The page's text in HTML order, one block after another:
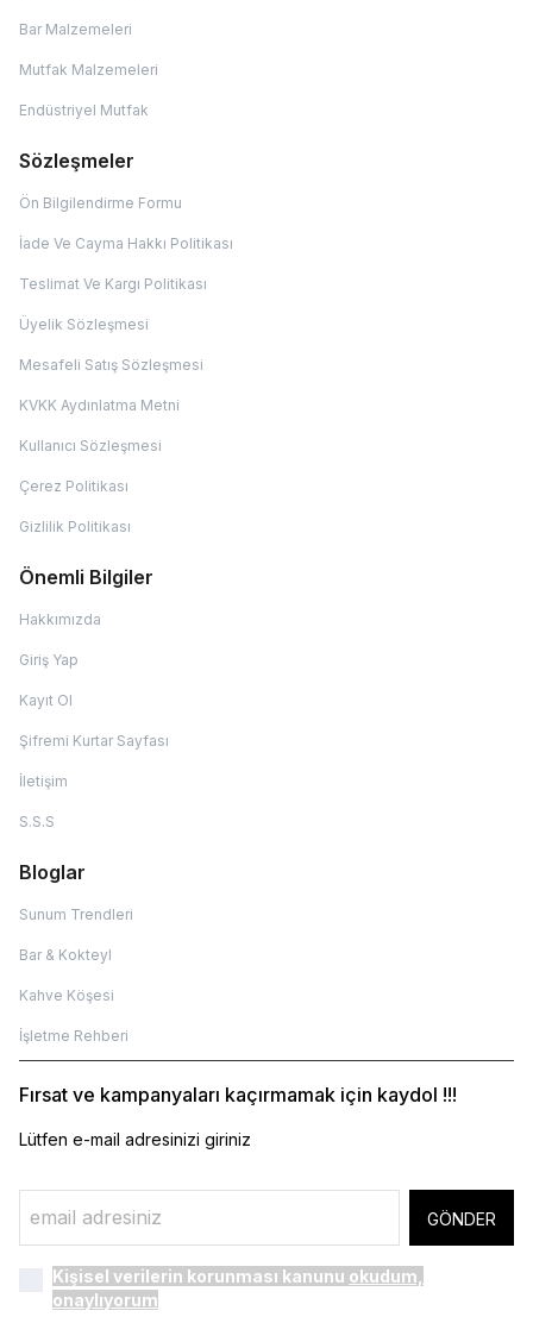
Bar Malzemeleri
Mutfak Malzemeleri
Endüstriyel Mutfak
Sözleşmeler
Ön Bilgilendirme Formu
İade Ve Cayma Hakkı Politikası
Teslimat Ve Kargı Politikası
Üyelik Sözleşmesi
Mesafeli Satış Sözleşmesi
KVKK Aydınlatma Metni
Kullanıcı Sözleşmesi
Çerez Politikası
Gizlilik Politikası
Önemli Bilgiler
Hakkımızda
Giriş Yap
Kayıt Ol
Şifremi Kurtar Sayfası
İletişim
S.S.S
Bloglar
Sunum Trendleri
Bar & Kokteyl
Kahve Köşesi
İşletme Rehberi
Fırsat ve kampanyaları kaçırmamak için kaydol !!!
Lütfen e-mail adresinizi giriniz
GÖNDER
Kişisel verilerin korunması kanunu okudum,
onaylıyorum